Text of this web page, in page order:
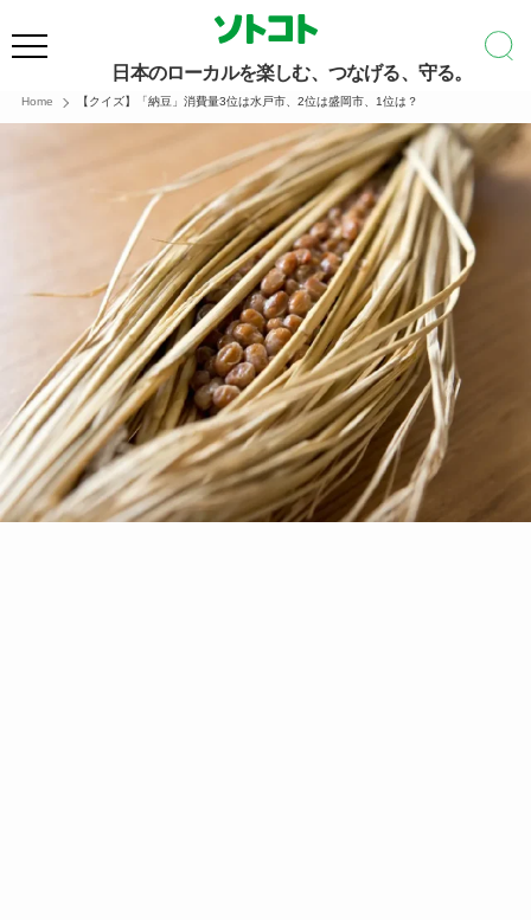
日本のローカルを楽しむ、つなげる、守る。
Home 【クイズ】「納豆」消費量3位は水戸市、2位は盛岡市、1位は？